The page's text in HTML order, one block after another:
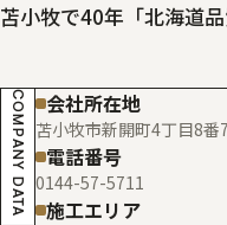
苫小牧で40年「北海道品
COMPANY DATA 会社所在地
苫小牧市新開町4丁目8番
電話番号
0144-57-5711
施工エリア